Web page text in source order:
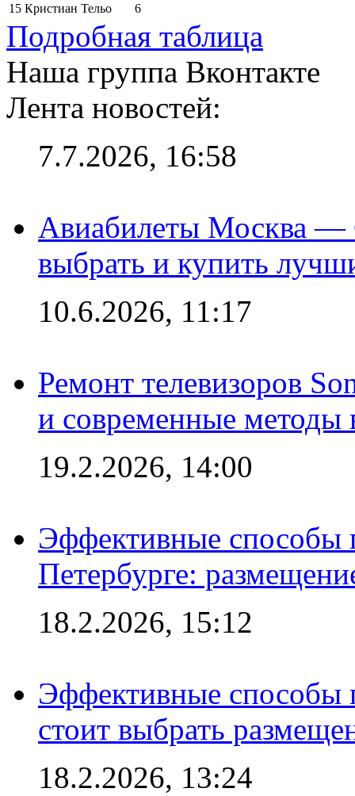
15 Кристиан Тельо 6
Подробная таблица
Наша группа Вконтакте
Лента новостей:
7.7.2026, 16:58
Авиабилеты Москва —
выбрать и купить
10.6.2026, 11:17
Ремонт телевизоров
и современные методы
19.2.2026, 14:00
Эффективные способы
Петербурге:
18.2.2026, 15:12
Эффективные способы
стоит выбрать
18.2.2026, 13:24